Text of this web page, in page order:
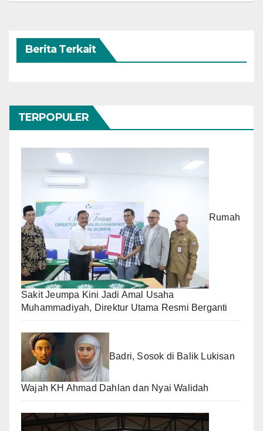
Berita Terkait
TERPOPULER
Rumah
Sakit Jeumpa Kini Jadi Amal Usaha
Muhammadiyah, Direktur Utama Resmi Berganti
Badri, Sosok di Balik Lukisan
Wajah KH Ahmad Dahlan dan Nyai Walidah